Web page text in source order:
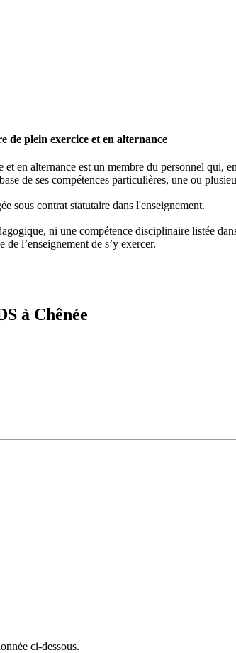
de plein exercice et en alternance
en alternance est un membre du personnel qui,
de ses compétences particulières, une ou
sous contrat statutaire dans l'enseignement.
ni une compétence disciplinaire listée
l’enseignement de s’y exercer.
à Chênée
ci-dessous.